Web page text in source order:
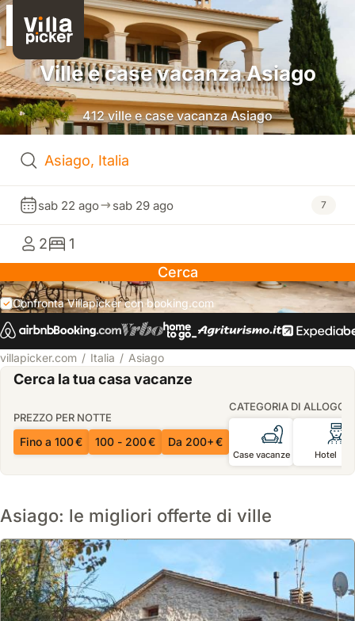
Ville e case vacanza Asiago
412 ville e case vacanza Asiago
sab 22 ago sab 29 ago 7
2
1
Cerca
Confronta Villapicker con booking.com
villapicker.com Italia Asiago
Cerca la tua casa vacanze
PREZZO PER NOTTE
Fino a 100 € 100 - 200 € Da 200+ €
CATEGORIA DI
Case vacanze Hotel
Asiago: le migliori offerte di ville